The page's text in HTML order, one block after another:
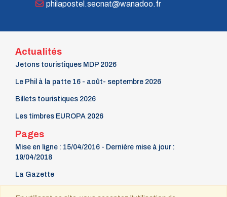
philapostel.secnat@wanadoo.fr
Actualités
Jetons touristiques MDP 2026
Le Phil à la patte 16 - août- septembre 2026
Billets touristiques 2026
Les timbres EUROPA 2026
Pages
Mise en ligne : 15/04/2016 - Dernière mise à jour :
19/04/2018
La Gazette